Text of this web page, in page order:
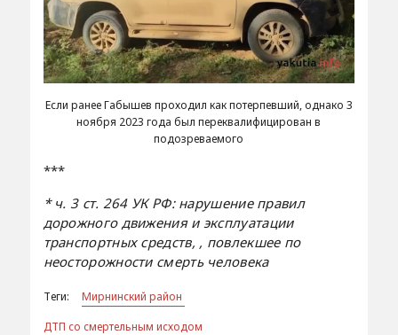
Если ранее Габышев проходил как потерпевший, однако 3
ноября 2023 года был переквалифицирован в
подозреваемого
***
* ч. 3 ст. 264 УК РФ: нарушение правил
дорожного движения и эксплуатации
транспортных средств, , повлекшее по
неосторожности смерть человека
Теги:
Мирнинский район
ДТП со смертельным исходом